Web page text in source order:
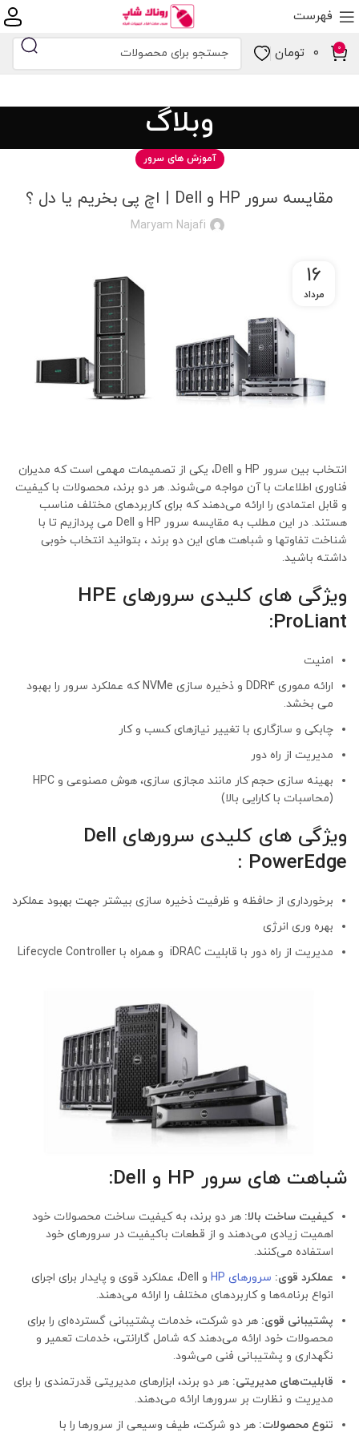
فهرست
0 ۰ تومان
وبلاگ
آموزش های سرور
مقایسه سرور HP و Dell | اچ پی بخریم یا دل ؟
Maryam Najafi
16
مرداد
انتخاب بین سرور HP و Dell، یکی از تصمیمات مهمی است که مدیران
فناوری اطلاعات با آن مواجه می‌شوند. هر دو برند، محصولات با کیفیت
و قابل اعتمادی را ارائه می‌دهند که برای کاربردهای مختلف مناسب
هستند. در این مطلب به مقایسه سرور HP و Dell می پردازیم تا با
شناخت تفاوتها و شباهت های این دو برند ، بتوانید انتخاب خوبی
داشته باشید.
ویژگی های کلیدی سرورهای HPE
ProLiant:
امنیت
ارائه مموری DDR4 و ذخیره سازی NVMe که عملکرد سرور را بهبود
می بخشد.
چابکی و سازگاری با تغییر نیازهای کسب و کار
مدیریت از راه دور
بهینه سازی حجم کار مانند مجازی سازی، هوش مصنوعی و HPC
(محاسبات با کارایی بالا)
ویژگی های کلیدی سرورهای Dell
PowerEdge :
برخورداری از حافظه و ظرفیت ذخیره سازی بیشتر جهت بهبود عملکرد
بهره وری انرژی
مدیریت از راه دور با قابلیت iDRAC و همراه با Lifecycle Controller
شباهت ‌های سرور HP و Dell:
کیفیت ساخت بالا: هر دو برند، به کیفیت ساخت محصولات خود
اهمیت زیادی می‌دهند و از قطعات باکیفیت در سرورهای خود
استفاده می‌کنند.
عملکرد قوی: سرورهای HP
و Dell، عملکرد قوی و پایدار برای اجرای
انواع برنامه‌ها و کاربردهای مختلف را ارائه می‌دهند.
پشتیبانی قوی: هر دو شرکت، خدمات پشتیبانی گسترده‌ای را برای
محصولات خود ارائه می‌دهند که شامل گارانتی، خدمات تعمیر و
نگهداری و پشتیبانی فنی می‌شود.
قابلیت‌های مدیریتی: هر دو برند، ابزارهای مدیریتی قدرتمندی را برای
مدیریت و نظارت بر سرورها ارائه می‌دهند.
تنوع محصولات: هر دو شرکت، طیف وسیعی از سرورها را با